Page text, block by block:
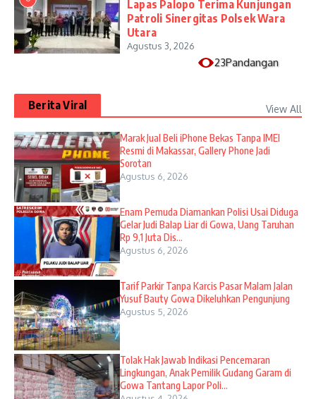
Lapas Palopo Terima Kunjungan
Patroli Sinergitas Polsek Wara
Utara
Agustus 3, 2026
23Pandangan
Berita Viral View All
​Marak Jual Beli iPhone Bekas Tanpa IMEI
Resmi di Makassar, Gallery Phone Jadi
Sorotan
Agustus 6, 2026
Enam Pemuda Diamankan Polisi Usai Diduga
Gelar Judi Balap Liar di Gowa, Uang Taruhan
Rp 9,1 Juta Dis...
Agustus 6, 2026
Tarif Parkir Tanpa Karcis Pasar Malam Jalan
Yusuf Bauty Gowa Dikeluhkan Pengunjung
Agustus 5, 2026
Tolak Hak Jawab Indikasi Pencemaran
Lingkungan, Anak Pemilik Gudang Garam di
Gowa Tantang Lapor Poli...